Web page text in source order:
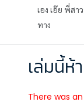
เอง เอ๊ย พี่สา
ทาง
เล่มนี้ห้
There was